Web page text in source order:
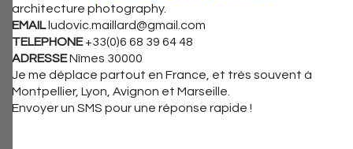
architecture photography.
EMAIL ludovic.maillard@gmail.com
TELEPHONE+33(0)6 68 39 64 48
ADRESSENîmes 30000
Je me déplace partout en France, et très souvent à
Montpellier, Lyon, Avignon et Marseille.
Envoyer un SMS pour une réponse rapide !